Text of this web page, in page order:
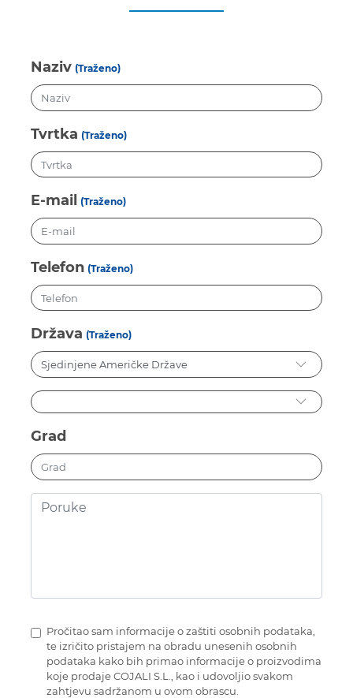
Naziv (Traženo)
Tvrtka (Traženo)
E-mail (Traženo)
Telefon (Traženo)
Država (Traženo)
Grad
Pročitao sam informacije o zaštiti osobnih podataka,
te izričito pristajem na obradu unesenih osobnih
podataka kako bih primao informacije o proizvodima
koje prodaje COJALI S.L., kao i udovoljio svakom
zahtjevu sadržanom u ovom obrascu.